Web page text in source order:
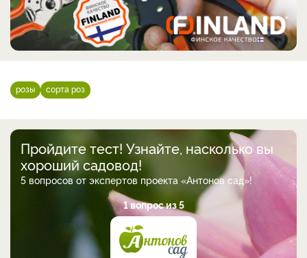
розы сорта роз
Пройдите тест! Узнайте, насколько вы
хороший садовод!
5 вопросов от экспертов проекта «Антонов сад»!
1 вопрос из 5